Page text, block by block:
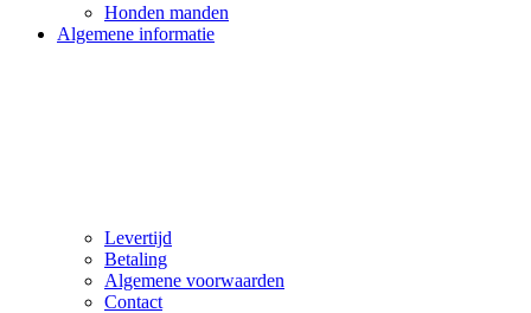
Honden manden
Algemene informatie
Levertijd
Betaling
Algemene voorwaarden
Contact